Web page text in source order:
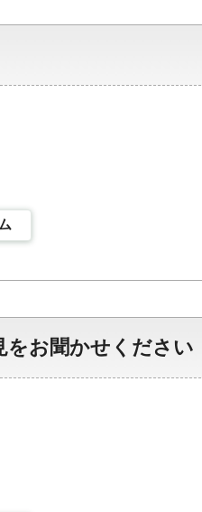
お聞かせください